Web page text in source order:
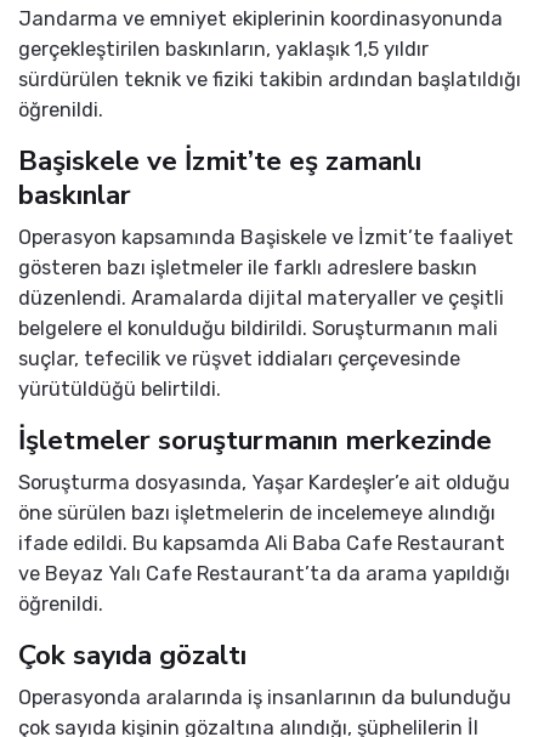
Jandarma ve emniyet ekiplerinin koordinasyonunda
gerçekleştirilen baskınların, yaklaşık 1,5 yıldır
sürdürülen teknik ve fiziki takibin ardından başlatıldığı
öğrenildi.
Başiskele ve İzmit’te eş zamanlı
baskınlar
Operasyon kapsamında Başiskele ve İzmit’te faaliyet
gösteren bazı işletmeler ile farklı adreslere baskın
düzenlendi. Aramalarda dijital materyaller ve çeşitli
belgelere el konulduğu bildirildi. Soruşturmanın mali
suçlar, tefecilik ve rüşvet iddiaları çerçevesinde
yürütüldüğü belirtildi.
İşletmeler soruşturmanın merkezinde
Soruşturma dosyasında, Yaşar Kardeşler’e ait olduğu
öne sürülen bazı işletmelerin de incelemeye alındığı
ifade edildi. Bu kapsamda Ali Baba Cafe Restaurant
ve Beyaz Yalı Cafe Restaurant’ta da arama yapıldığı
öğrenildi.
Çok sayıda gözaltı
Operasyonda aralarında iş insanlarının da bulunduğu
çok sayıda kişinin gözaltına alındığı, şüphelilerin İl